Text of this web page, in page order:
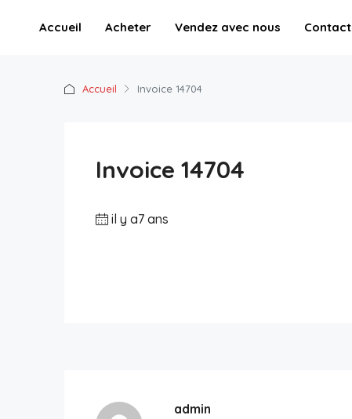
Accueil Acheter Vendez avec nous Contact
Accueil Invoice 14704
Invoice 14704
il y a7 ans
admin